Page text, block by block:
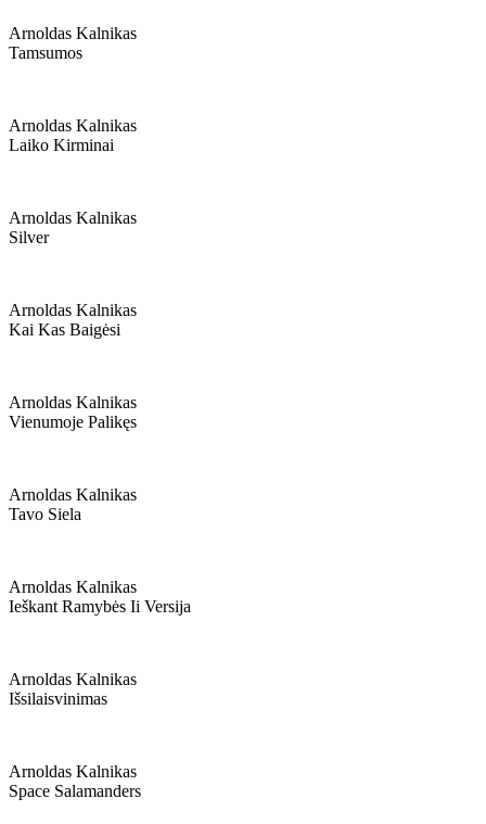
Arnoldas Kalnikas
Tamsumos
Arnoldas Kalnikas
Laiko Kirminai
Arnoldas Kalnikas
Silver
Arnoldas Kalnikas
Kai Kas Baigėsi
Arnoldas Kalnikas
Vienumoje Palikęs
Arnoldas Kalnikas
Tavo Siela
Arnoldas Kalnikas
Ieškant Ramybės Ii Versija
Arnoldas Kalnikas
Išsilaisvinimas
Arnoldas Kalnikas
Space Salamanders